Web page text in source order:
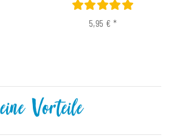
5,95 € *
Vorteile